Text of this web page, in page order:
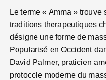
Le terme « Amma »
traditions thérapeutiques
désigne une forme de
Popularisé en Occident
David Palmer, praticien
protocole moderne du